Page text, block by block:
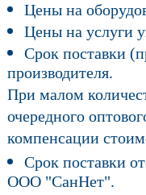
Цены на
Цены на услуги
Срок поставки
производителя.
При малом
очередного
компенсации
Срок поставки
ООО "СанНет".